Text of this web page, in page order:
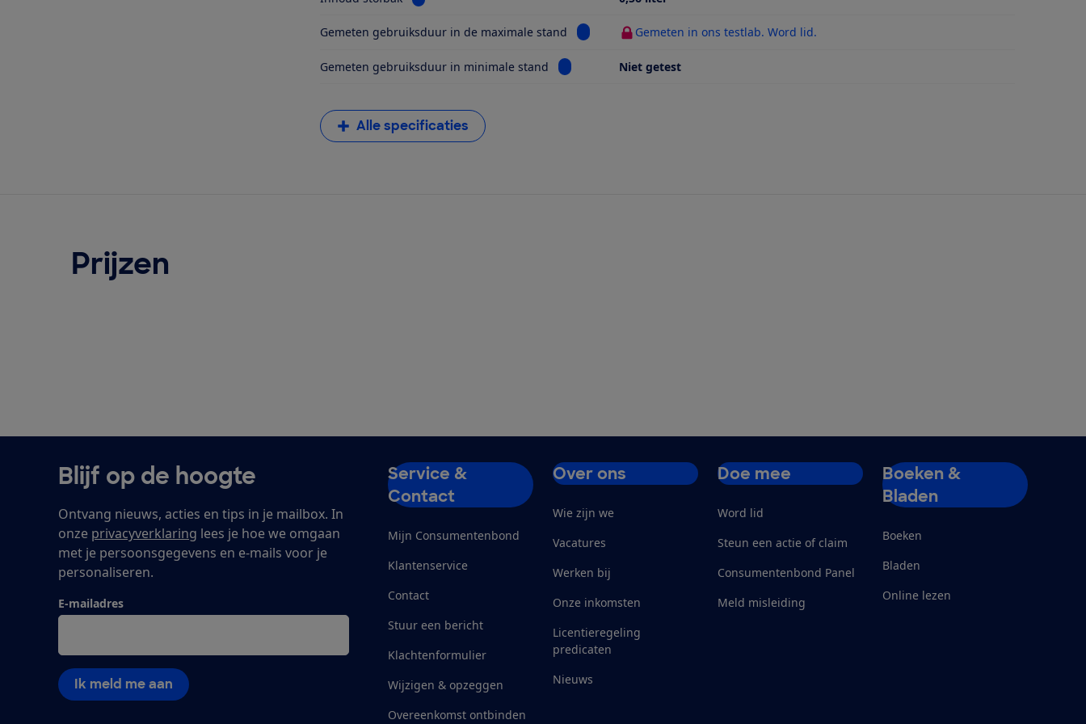
Gemeten gebruiksduur in de maximale stand Bekijk informatie voor Gemeten gebruiksduur in de maximale stand
Gemeten in ons testlab. Word lid.
Gemeten gebruiksduur in minimale stand Bekijk informatie voor Gemeten gebruiksduur in minimale stand
Niet getest
Alle specificaties
Prijzen
Blijf op de hoogte
Ontvang nieuws, acties en tips in je mailbox. In
onze privacyverklaring lees je hoe we omgaan
met je persoonsgegevens en e-mails voor je
personaliseren.
E-mailadres
Ik meld me aan
Service &
Contact
Mijn Consumentenbond
Klantenservice
Contact
Stuur een bericht
Klachtenformulier
Wijzigen & opzeggen
Overeenkomst ontbinden
Over ons
Wie zijn we
Vacatures
Werken bij
Onze inkomsten
Licentieregeling
predicaten
Nieuws
Doe mee
Word lid
Steun een actie of claim
Consumentenbond Panel
Meld misleiding
Boeken &
Bladen
Boeken
Bladen
Online lezen